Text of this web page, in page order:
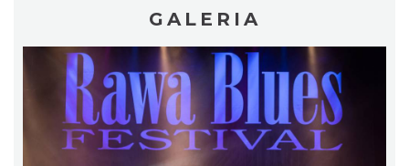
GALERIA